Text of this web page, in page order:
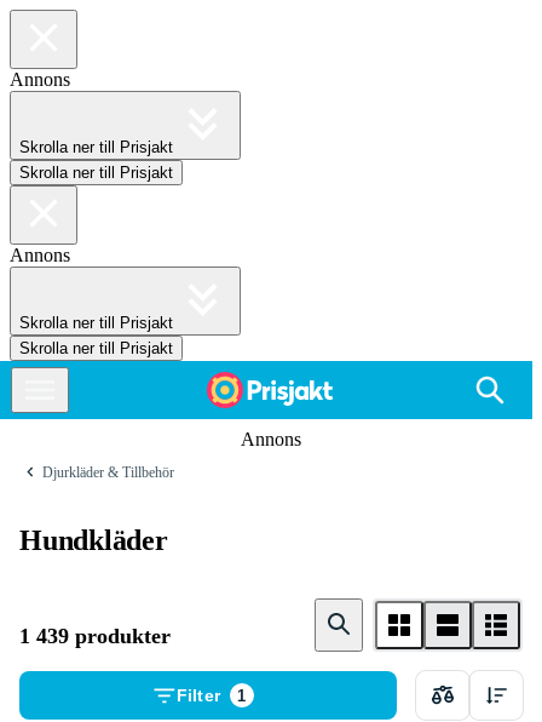
Annons
Skrolla ner till Prisjakt
Skrolla ner till Prisjakt
Annons
Skrolla ner till Prisjakt
Skrolla ner till Prisjakt
Annons
Djurkläder & Tillbehör
Hundkläder
1 439 produkter
Filter 1